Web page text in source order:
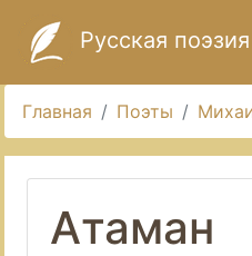
Русская поэзия
Главная Поэты
Атаман